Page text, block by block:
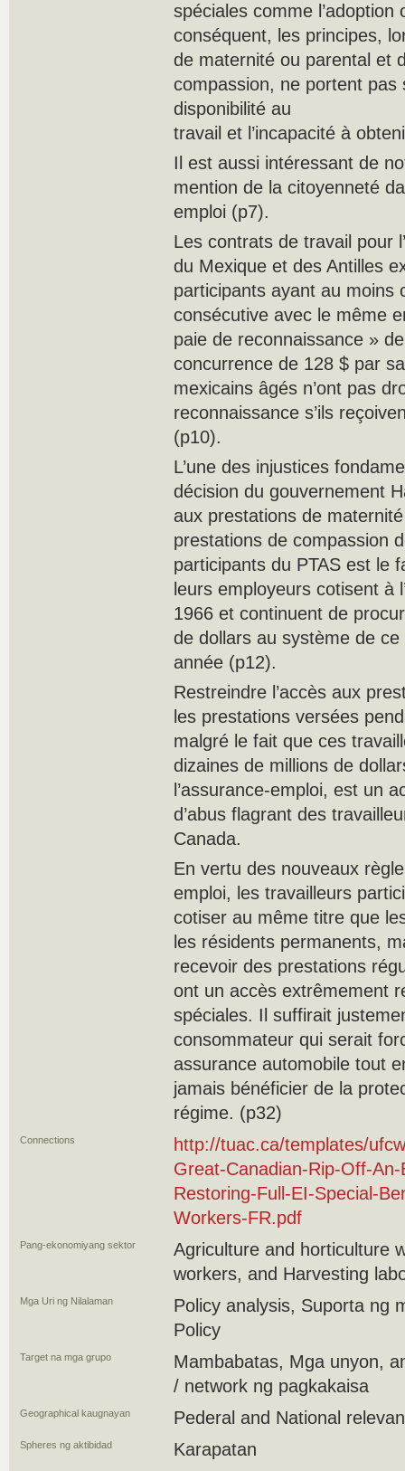
spéciales comme l’adoption
conséquent, les principes,
de maternité ou parental et
compassion, ne portent pas
disponibilité au
travail et l’incapacité à
Il est aussi intéressant de
mention de la citoyenneté
emploi (p7).
Les contrats de travail pour
du Mexique et des Antilles
participants ayant au moins
consécutive avec le même
paie de reconnaissance »
concurrence de 128 $ par
mexicains âgés n’ont pas
reconnaissance s’ils
(p10).
L’une des injustices
décision du gouvernement
aux prestations de
prestations de compassion
participants du PTAS est le
leurs employeurs cotisent à
1966 et continuent de
de dollars au système de
année (p12).
Restreindre l’accès aux
les prestations versées
malgré le fait que ces
dizaines de millions de
l’assurance-emploi, est un
d’abus flagrant des
Canada.
En vertu des nouveaux
emploi, les travailleurs
cotiser au même titre que
les résidents permanents,
recevoir des prestations
ont un accès extrêmement
spéciales. Il suffirait
consommateur qui serait
assurance automobile tout
jamais bénéficier de la
régime. (p32)
Connections
http://tuac.ca/templates/
Great-Canadian-Rip-Off-
Restoring-Full-EI-Special-
Workers-FR.pdf
Pang-ekonomiyang sektor
Agriculture and horticulture
workers, and Harvesting
Mga Uri ng Nilalaman
Policy analysis, Suporta ng
Policy
Target na mga grupo
Mambabatas, Mga unyon,
/ network ng pagkakaisa
Geographical kaugnayan Pederal and National
Spheres ng aktibidad Karapatan